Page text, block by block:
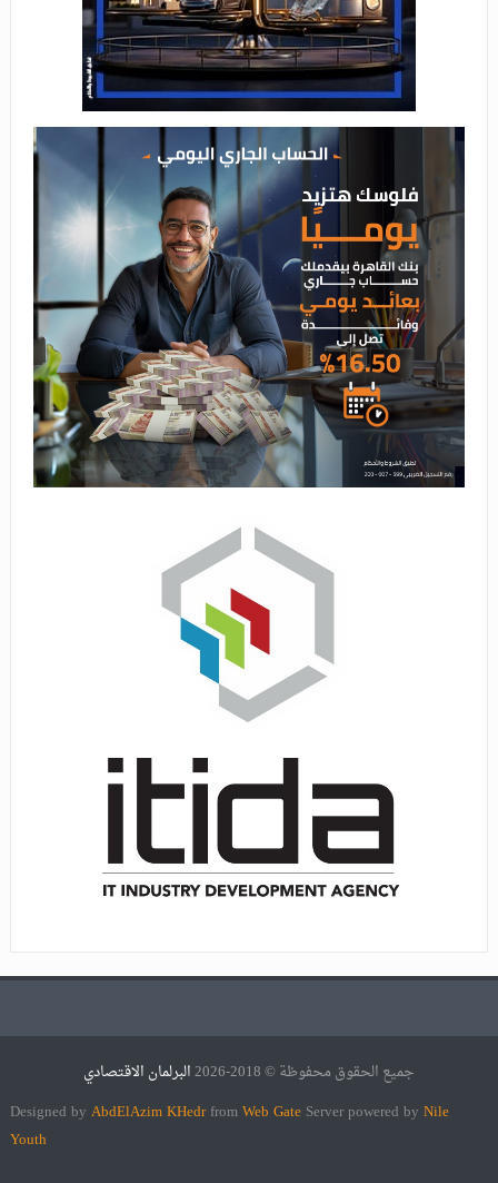
جميع الحقوق محفوظة © 2018-2026
البرلمان الاقتصادي
Designed by AbdElAzim KHedrfromWeb Gate Server powered by Nile
Youth